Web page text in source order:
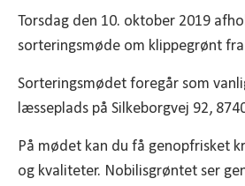
Torsdag den 10. oktober 2019
sorteringsmøde om klippegrønt
Sorteringsmødet foregår som
læsseplads på Silkeborgvej 92,
På mødet kan du få genopfrisket
og kvaliteter. Nobilisgrøntet ser